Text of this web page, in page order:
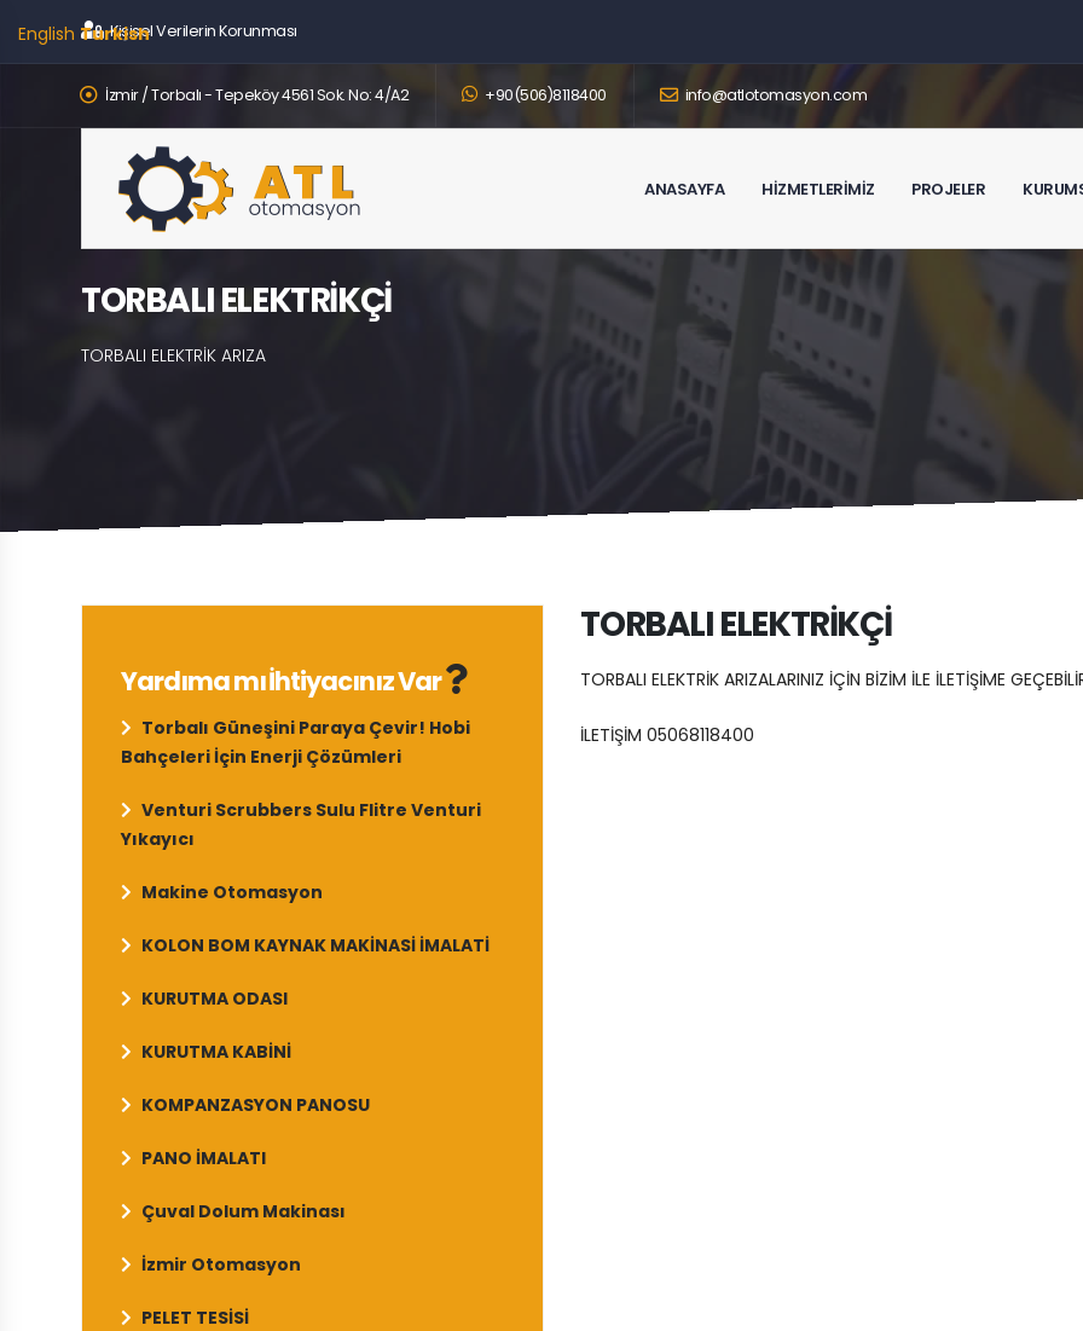
Kişisel Verilerin Korunması
İzmir / Torbalı - Tepeköy 4561 Sok. No: 4/A2 +90(506)8118400 info@atlotomasyon.com
ANASAYFA HIZMETLERIMIZ PROJELER
TORBALI ELEKTRİKÇİ
TORBALI ELEKTRİK ARIZA
TORBALI ELEKTRİKÇİ
TORBALI ELEKTRİK ARIZALARINIZ İÇİN BİZİM İLE İLETİŞİME
İLETİŞİM 05068118400
Yardıma mı İhtiyacınız Var
Torbalı Güneşini Paraya Çevir! Hobi
Bahçeleri İçin Enerji Çözümleri
Venturi Scrubbers Sulu Flitre Venturi
Yıkayıcı
Makine Otomasyon
KOLON BOM KAYNAK MAKİNASİ İMALATİ
KURUTMA ODASI
KURUTMA KABİNİ
KOMPANZASYON PANOSU
PANO İMALATI
Çuval Dolum Makinası
İzmir Otomasyon
PELET TESİSİ
English Turkish